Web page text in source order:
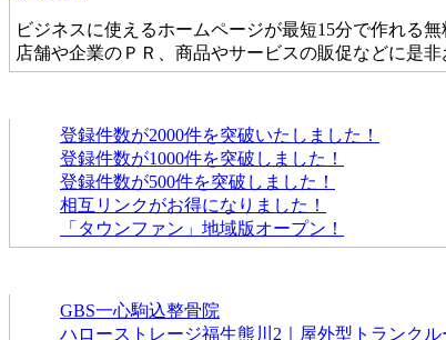
ビジネスに使えるホームページが最短15分で作れる
店舗や企業のＰＲ、商品やサービスの販促などに是非
登録件数が2000件を突破いたしました！
登録件数が1000件を突破しました！
登録件数が500件を突破しました！
相互リンクがお得になりました！
「タウンファン」地域版オープン！
GBS一心駒込整骨院
ハローストレージ福生熊川2｜屋外型トランクル